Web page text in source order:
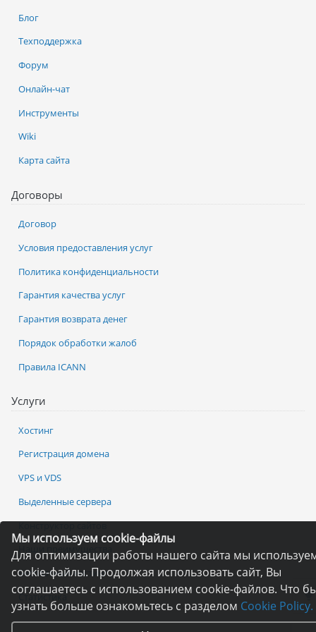
Мы используем cookie-файлы
Для оптимизации работы нашего сайта мы
cookie-файлы. Продолжая использовать сайт, Вы
соглашаетесь с использованием cookie-файлов. Что
узнать больше ознакомьтесь с разделом Cookie Policy.
Услуги
Хостинг
Регистрация домена
VPS и VDS
Выделенные сервера
Конструктор сайтов
Наши преимущества
Бесплатный хостинг
Статистика
Блог
Техподдержка
Форум
Онлайн-чат
Инструменты
Wiki
Карта сайта
Договоры
Договор
Условия предоставления услуг
Политика конфиденциальности
Гарантия качества услуг
Гарантия возврата денег
Порядок обработки жалоб
Правила ICANN